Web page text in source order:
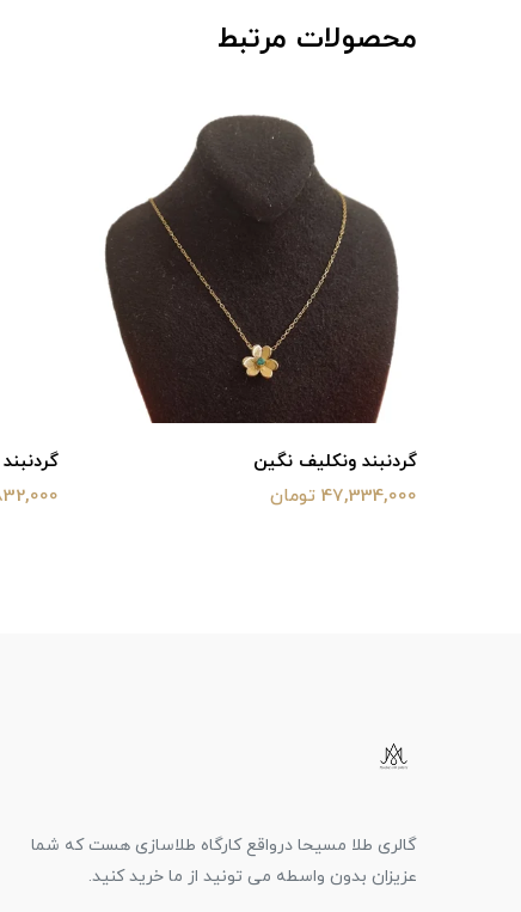
محصولات مرتبط
گردنبند ونکلیف نگین
47,334,000 تومان
گالری طلا مسیحا درواقع کارگاه طلاسازی هست که شما
عزیزان بدون واسطه می تونید از ما خرید کنید.